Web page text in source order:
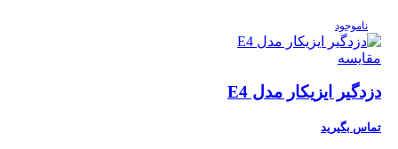
ناموجود
مقایسه
دزدگیر ایزیکار مدل E4
تماس بگیرید